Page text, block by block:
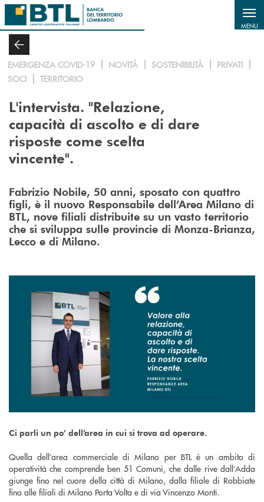
Salta al contenuto principale
MENU
EMERGENZA COVID-19 NOVITÀ SOSTENIBILITÀ
PRIVATI
SOCI
TERRITORIO
L'intervista. "Relazione,
capacità di ascolto e di dare
risposte come scelta
vincente".
Fabrizio Nobile, 50 anni, sposato con quattro
figli, è il nuovo Responsabile dell’Area Milano di
BTL, nove filiali distribuite su un vasto territorio
che si sviluppa sulle provincie di Monza-Brianza,
Lecco e di Milano.
Ci parli un po’ dell’area in cui si trova ad operare.
Quella dell’area commerciale di Milano per BTL è un ambito di
operatività che comprende ben 51 Comuni, che dalle rive dall’Adda
giunge fino nel cuore della città di Milano, dalla filiale di Robbiate
fino alle filiali di Milano Porta Volta e di via Vincenzo Monti.